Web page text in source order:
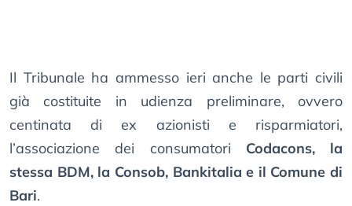
Il Tribunale ha ammesso ieri anche le parti civili
già costituite in udienza preliminare, ovvero
centinata di ex azionisti e risparmiatori,
l’associazione dei consumatori Codacons, la
stessa BDM, la Consob, Bankitalia e il Comune di
Bari.